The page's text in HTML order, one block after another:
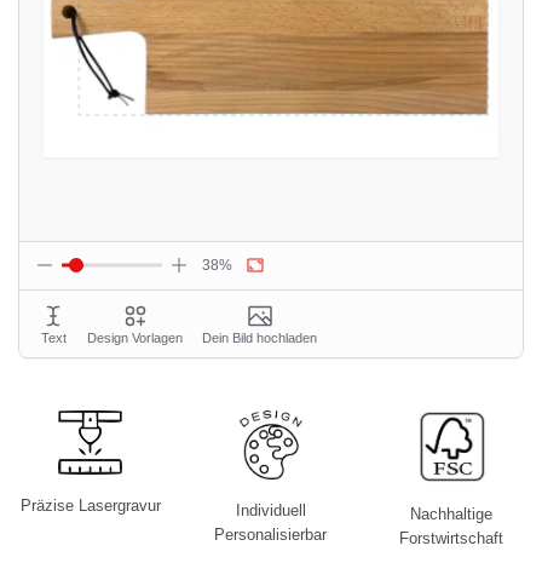
Präzise Lasergravur
Individuell
Personalisierbar
Nachhaltige
Forstwirtschaft